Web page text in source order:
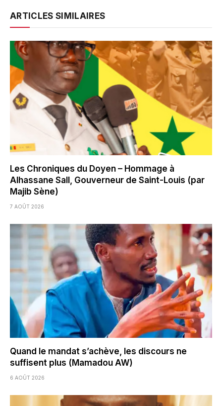
ARTICLES SIMILAIRES
Les Chroniques du Doyen – Hommage à
Alhassane Sall, Gouverneur de Saint-Louis (par
Majib Sène)
7 AOÛT 2026
Quand le mandat s’achève, les discours ne
suffisent plus (Mamadou AW)
6 AOÛT 2026